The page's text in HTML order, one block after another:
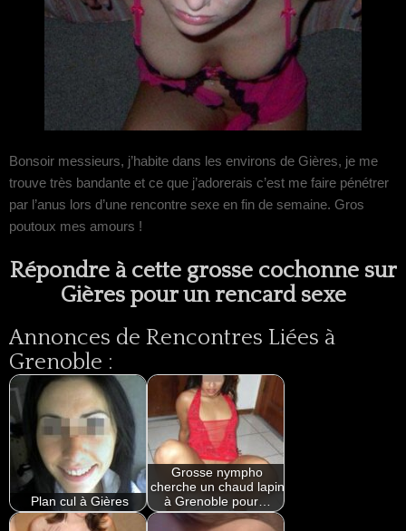
Bonsoir messieurs, j’habite dans les environs de Gières, je me
trouve très bandante et ce que j’adorerais c’est me faire pénétrer
par l’anus lors d’une rencontre sexe en fin de semaine. Gros
poutoux mes amours !
Répondre à cette grosse cochonne sur
Gières pour un rencard sexe
Annonces de Rencontres Liées à
Grenoble :
Plan cul à Gières
Grosse nympho
cherche un chaud lapin
à Grenoble pour…